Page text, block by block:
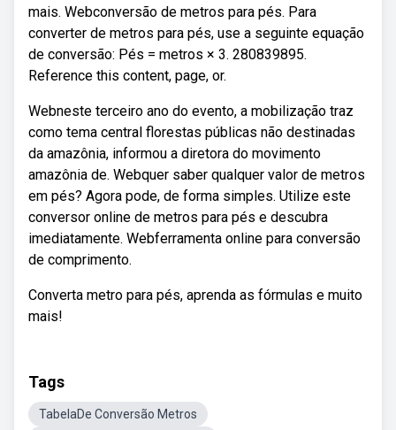
mais. Webconversão de metros para pés. Para
converter de metros para pés, use a seguinte equação
de conversão: Pés = metros × 3. 280839895.
Reference this content, page, or.
Webneste terceiro ano do evento, a mobilização traz
como tema central florestas públicas não destinadas
da amazônia, informou a diretora do movimento
amazônia de. Webquer saber qualquer valor de metros
em pés? Agora pode, de forma simples. Utilize este
conversor online de metros para pés e descubra
imediatamente. Webferramenta online para conversão
de comprimento.
Converta metro para pés, aprenda as fórmulas e muito
mais!
Tags
TabelaDe Conversão Metros